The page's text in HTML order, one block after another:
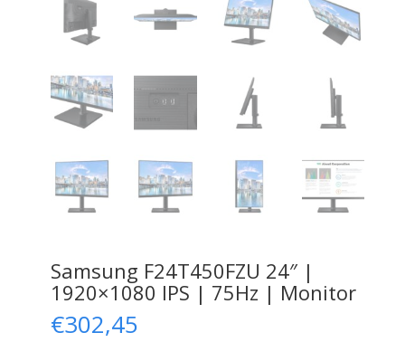
Samsung F24T450FZU 24″ |
1920×1080 IPS | 75Hz | Monitor
€302,45